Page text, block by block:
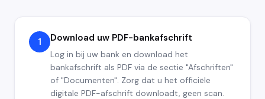
1 Download uw PDF-bankafschrift
Log in bij uw bank en download het
bankafschrift als PDF via de sectie "Afschriften"
of "Documenten". Zorg dat u het officiële
digitale PDF-afschrift downloadt, geen scan.